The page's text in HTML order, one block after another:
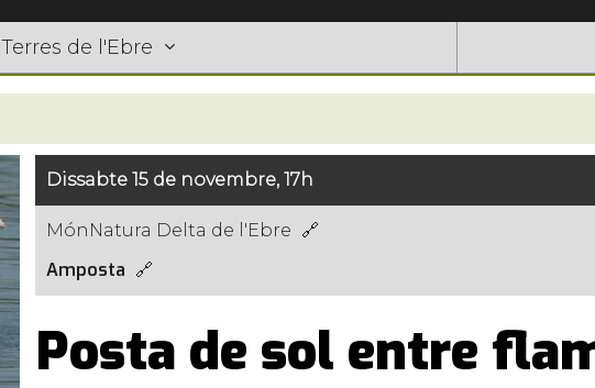
Terres de l'Ebre
Dissabte 15 de novembre, 17h
MónNatura Delta de l'Ebre
Amposta
Posta de sol entre